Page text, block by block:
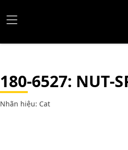
180-6527: NUT-
Nhãn hiệu: Cat